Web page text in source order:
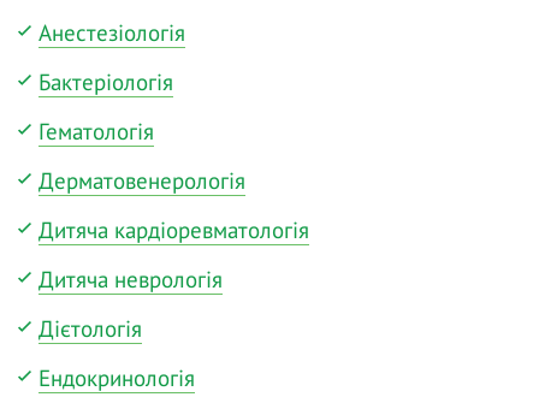
Анестезіологія
Бактеріологія
Гематологія
Дерматовенерологія
Дитяча кардіоревматологія
Дитяча неврологія
Дієтологія
Ендокринологія